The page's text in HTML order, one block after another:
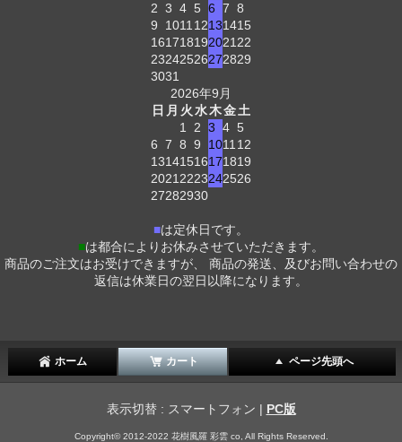
2 3 4 5 6 7 8
9
1011 12131415
161718192021 22
23242526272829
3031
2026年9月
日 月 火水木金土
1
2 3 4 5
6 7 8 9 1011 12
13141516171819
2021 2223242526
27282930
■は定休日です。
■は都合によりお休みさせていただきます。
商品のご注文はお受けできますが、 商品の発送、及びお問い合わせの
返信は休業日の翌日以降になります。
ホーム カート ページ先頭へ
表示切替 : スマートフォン | PC版
Copyright© 2012-2022 花樹風羅 彩雲 co, All Rights Reserved.